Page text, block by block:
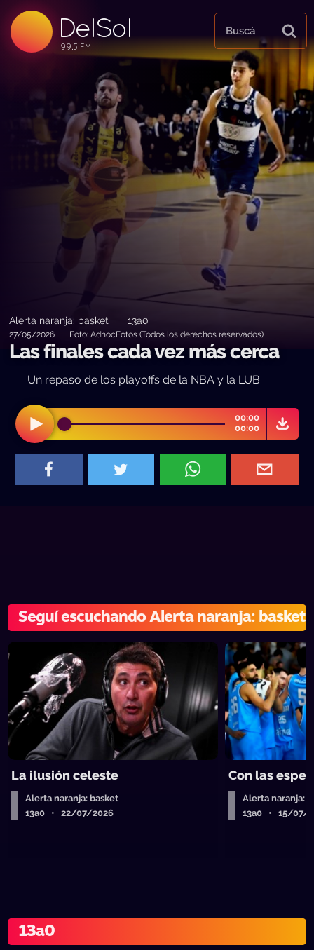
DelSol
99.5 FM
99.5 FM
99.5 FM
Buscá
Alerta naranja: basket |13a0
27/05/2026 | Foto: AdhocFotos (Todos los derechos reservados)
Las finales cada vez más cerca
Un repaso de los playoffs de la NBA y la LUB
00:00
00:00
Seguí escuchando Alerta naranja: basket
La ilusión celeste
Alerta naranja: basket
13a0 • 22/07/2026
Con las
Alerta naranja:
13a0 • 15/07/
13a0